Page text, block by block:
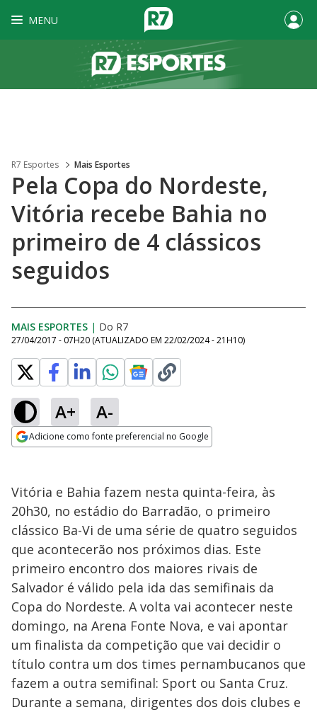
MENU
R7 Esportes Mais Esportes
Pela Copa do Nordeste,
Vitória recebe Bahia no
primeiro de 4 clássicos
seguidos
MAIS ESPORTES | Do R7
27/04/2017 - 07H20 (ATUALIZADO EM 22/02/2024 - 21H10)
A+ A-
Adicione como fonte preferencial no Google
Vitória e Bahia fazem nesta quinta-feira, às
20h30, no estádio do Barradão, o primeiro
clássico Ba-Vi de uma série de quatro seguidos
que acontecerão nos próximos dias. Este
primeiro encontro dos maiores rivais de
Salvador é válido pela ida das semifinais da
Copa do Nordeste. A volta vai acontecer neste
domingo, na Arena Fonte Nova, e vai apontar
um finalista da competição que vai decidir o
título contra um dos times pernambucanos que
fazem a outra semifinal: Sport ou Santa Cruz.
Durante a semana, dirigentes dos dois clubes e